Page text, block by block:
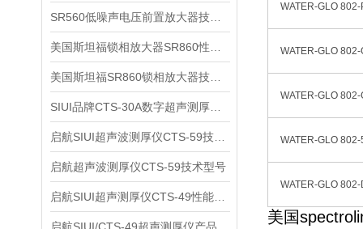
启航超声波测厚仪CTS-59技术型号
WATER-GLO 802-
WATER-GLO 802-
WATER-GLO 802-
WATER-GLO 802-
WATER-GLO 802-
美国